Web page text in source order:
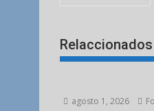
Relaccionados
agosto 1, 2026